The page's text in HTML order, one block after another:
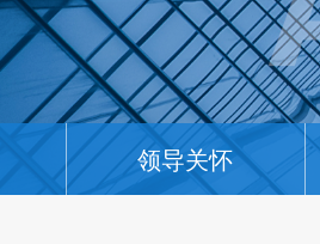
领导关怀